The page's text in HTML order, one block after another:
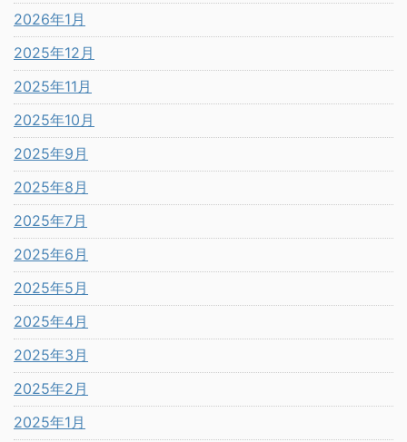
2026年1月
2025年12月
2025年11月
2025年10月
2025年9月
2025年8月
2025年7月
2025年6月
2025年5月
2025年4月
2025年3月
2025年2月
2025年1月